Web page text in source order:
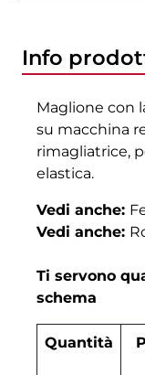
Info
Maglione con
su macchina
rimagliatrice,
elastica.
Vedi anche:
Vedi anche:
Ti servono
schema
Quantità